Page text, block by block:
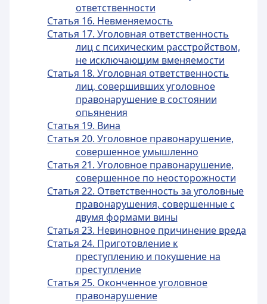
ответственности
Статья 16. Невменяемость
Статья 17. Уголовная ответственность
лиц с психическим расстройством,
не исключающим вменяемости
Статья 18. Уголовная ответственность
лиц, совершивших уголовное
правонарушение в состоянии
опьянения
Статья 19. Вина
Статья 20. Уголовное правонарушение,
совершенное умышленно
Статья 21. Уголовное правонарушение,
совершенное по неосторожности
Статья 22. Ответственность за уголовные
правонарушения, совершенные с
двумя формами вины
Статья 23. Невиновное причинение вреда
Статья 24. Приготовление к
преступлению и покушение на
преступление
Статья 25. Оконченное уголовное
правонарушение